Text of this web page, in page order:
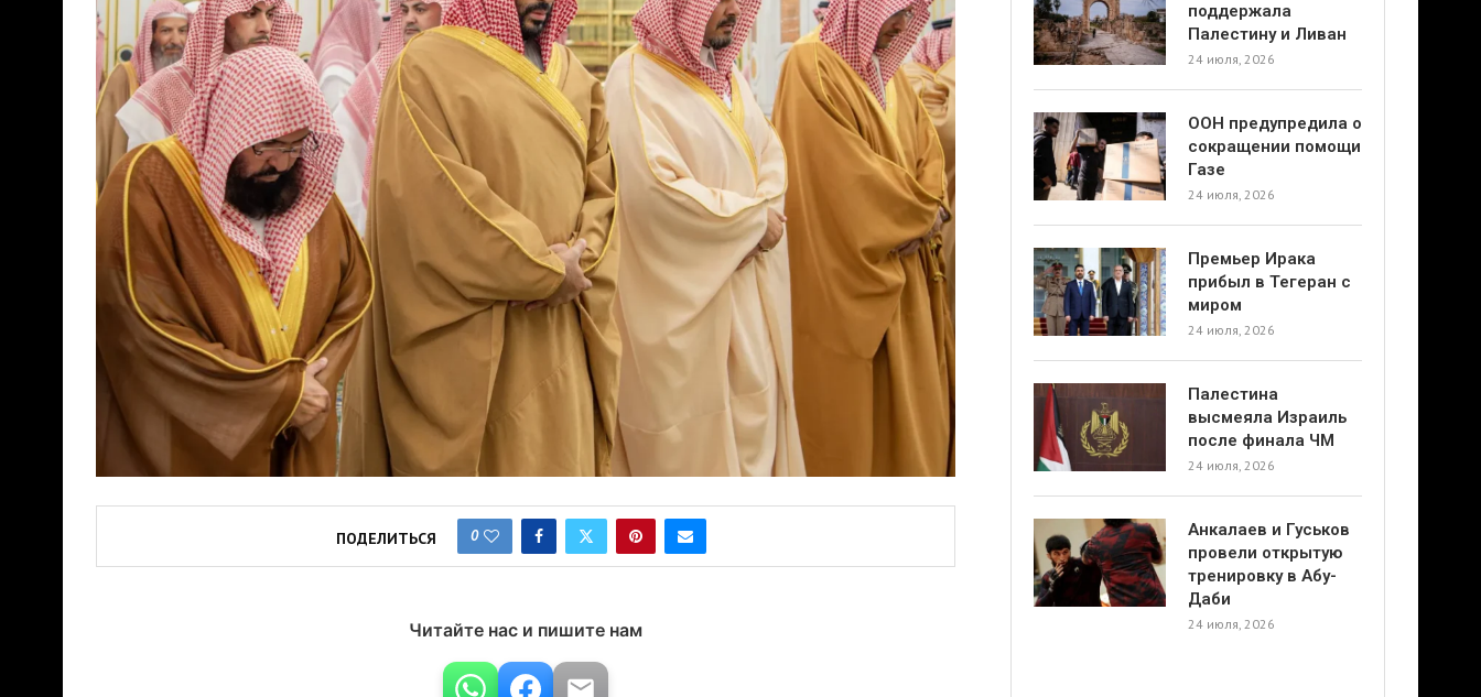
ПОДЕЛИТЬСЯ 0
Читайте нас и пишите нам
поддержала
Палестину и Ливан
24 июля, 2026
ООН предупредила о
сокращении помощи
Газе
24 июля, 2026
Премьер Ирака
прибыл в Тегеран с
миром
24 июля, 2026
Палестина
высмеяла Израиль
после финала ЧМ
24 июля, 2026
Анкалаев и Гуськов
провели открытую
тренировку в Абу-
Даби
24 июля, 2026